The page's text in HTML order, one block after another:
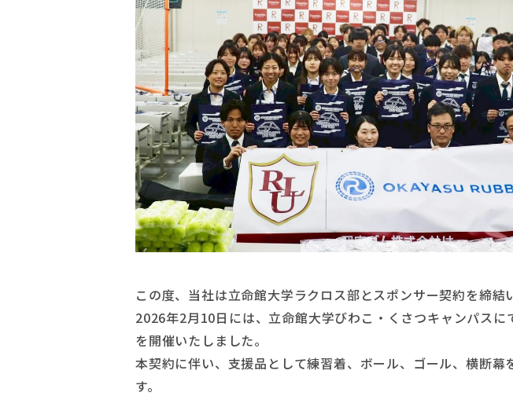
この度、当社は立命館大学ラクロス部とスポンサー契約を締結
2026年2月10日には、 立命館大学びわこ・くさつキャンパス に
を開催いたしました。
本契約に伴い、支援品として練習着、ボール、ゴール、横断幕
す。